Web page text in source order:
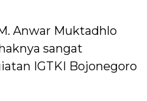
Anwar Muktadhlo
sangat
IGTKI Bojonegoro